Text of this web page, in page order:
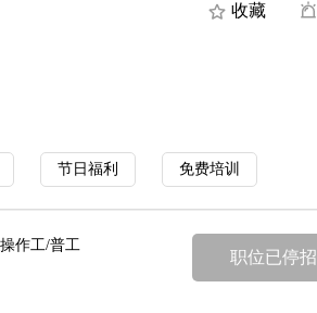
收藏
节日福利 免费培训
作工/普工
职位已停招